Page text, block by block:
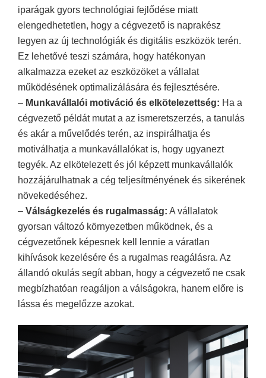
iparágak gyors technológiai fejlődése miatt
elengedhetetlen, hogy a cégvezető is naprakész
legyen az új technológiák és digitális eszközök terén.
Ez lehetővé teszi számára, hogy hatékonyan
alkalmazza ezeket az eszközöket a vállalat
működésének optimalizálására és fejlesztésére.
– Munkavállalói motiváció és elkötelezettség: Ha a
cégvezető példát mutat a az ismeretszerzés, a tanulás
és akár a művelődés terén, az inspirálhatja és
motiválhatja a munkavállalókat is, hogy ugyanezt
tegyék. Az elkötelezett és jól képzett munkavállalók
hozzájárulhatnak a cég teljesítményének és sikerének
növekedéséhez.
– Válságkezelés és rugalmasság: A vállalatok
gyorsan változó környezetben működnek, és a
cégvezetőnek képesnek kell lennie a váratlan
kihívások kezelésére és a rugalmas reagálásra. Az
állandó okulás segít abban, hogy a cégvezető ne csak
megbízhatóan reagáljon a válságokra, hanem előre is
lássa és megelőzze azokat.